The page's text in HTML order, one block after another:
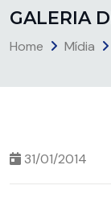
GALERIA D
Home Mídia
31/01/2014